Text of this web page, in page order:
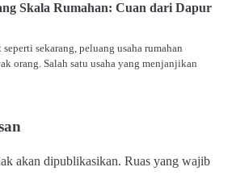
Skala Rumahan: Cuan dari Dapur
sekarang, peluang usaha rumahan
orang. Salah satu usaha yang menjanjikan
akan dipublikasikan. Ruas yang wajib